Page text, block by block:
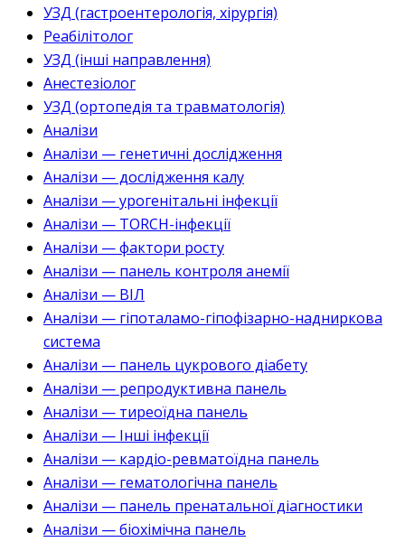
УЗД (гастроентерологія, хірургія)
Реабілітолог
УЗД (інші направлення)
Анестезіолог
УЗД (ортопедія та травматологія)
Аналізи
Аналізи — генетичні дослідження
Аналізи — дослідження калу
Аналізи — урогенітальні інфекції
Аналізи — TORCH-інфекції
Аналізи — фактори росту
Аналізи — панель контроля анемії
Аналізи — ВІЛ
Аналізи — гіпоталамо-гіпофізарно-надниркова
система
Аналізи — панель цукрового діабету
Аналізи — репродуктивна панель
Аналізи — тиреоїдна панель
Аналізи — Інші інфекції
Аналізи — кардіо-ревматоїдна панель
Аналізи — гематологічна панель
Аналізи — панель пренатальної діагностики
Аналізи — біохімічна панель